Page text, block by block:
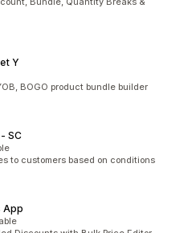
Y
BOGO product bundle builder
SC
to customers based on conditions
App